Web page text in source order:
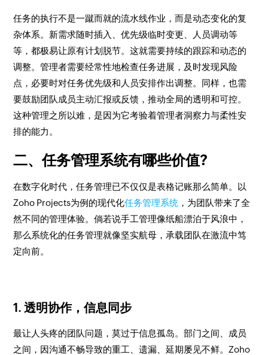
任务的执行不是一蹴而就的流水线作业，而是动态变化的复
杂体系。新需求随时插入、优先级临时变更、人员调动等
等，都极易让原有计划脱节。这就需要持续的跟踪和动态的
调整。管理者需要经常性地检查任务进展，及时发现风险
点，必要时对任务优先级和人员安排作出调整。同样，也需
要鼓励团队成员主动汇报或反馈，推动全局的透明和可控。
这种管理之所以难，是因为它考验着管理者洞察力与柔性安
排的能力。
二、任务管理系统有哪些价值?
在数字化时代，任务管理已不仅仅是表格记账那么简单。以
Zoho Projects为例的现代化任务管理系统 ，为团队带来了全
然不同的管理体验。倘若说手工管理像纸船漂泊于风浪中，
那么系统化的任务管理就像坚实航母，承载团队在激流中笃
定向前。
1. 透明协作，信息同步
最让人头疼的团队问题，莫过于信息孤岛。部门之间、成员
之间，因沟通不畅导致的重工、遗漏、延期屡见不鲜。Zoho